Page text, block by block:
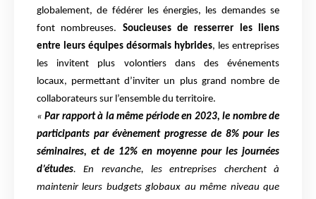
globalement, de fédérer les énergies, les demandes se
font nombreuses. Soucieuses de resserrer les liens
entre leurs équipes désormais hybrides, les entreprises
les invitent plus volontiers dans des événements
locaux, permettant d’inviter un plus grand nombre de
collaborateurs sur l’ensemble du territoire.
«Par rapport à la même période en 2023, le nombre de
participants par évènementprogresse de 8% pour les
séminaires, et de 12% en moyenne pour les journées
d’études. En revanche, les entreprises cherchent à
maintenir leurs budgets globaux aumême niveau que